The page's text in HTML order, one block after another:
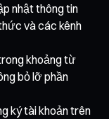
nhật thông tin
và các kênh
khoảng từ
bỏ lỡ phần
ký tài khoản trên